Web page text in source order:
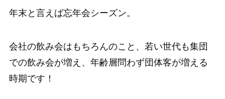
年末と言えば忘年会シーズン。
会社の飲み会はもちろんのこと、若い世代も集団
での飲み会が増え、年齢層問わず団体客が増える
時期です！